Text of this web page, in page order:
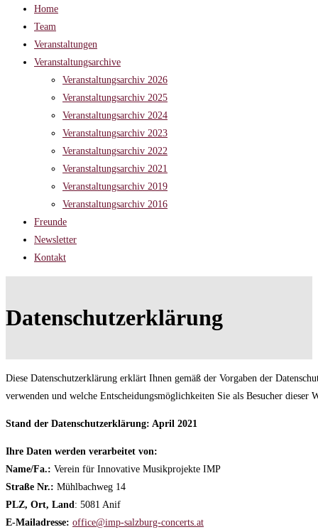
Home
Team
Veranstaltungen
Veranstaltungsarchive
Veranstaltungsarchiv 2026
Veranstaltungsarchiv 2025
Veranstaltungsarchiv 2024
Veranstaltungsarchiv 2023
Veranstaltungsarchiv 2022
Veranstaltungsarchiv 2021
Veranstaltungsarchiv 2019
Veranstaltungsarchiv 2016
Freunde
Newsletter
Kontakt
Datenschutzerklärung
Diese Datenschutzerklärung erklärt Ihnen gemäß der Vorgaben der
verwenden und welche Entscheidungsmöglichkeiten Sie als Besucher dieser
Stand der Datenschutzerklärung: April 2021
Ihre Daten werden verarbeitet von:
Name/Fa.: Verein für Innovative Musikprojekte IMP
Straße Nr.: Mühlbachweg 14
PLZ, Ort, Land : 5081 Anif
E-Mailadresse: office@imp-salzburg-concerts.at